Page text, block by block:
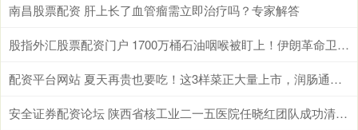
南昌股票配资 肝上长了血管瘤需立即治疗吗？专家解答
股指外汇股票配资门户 1700万桶石油咽喉被盯上！伊朗革命卫队总司令亲临霍尔木兹，释放最强威慑信号
配资平台网站 夏天再贵也要吃！这3样菜正大量上市，润肠通便，全家都受益！
安全证券配资论坛 陕西省核工业二一五医院任晓红团队成功清除罕见静脉内平滑肌瘤病